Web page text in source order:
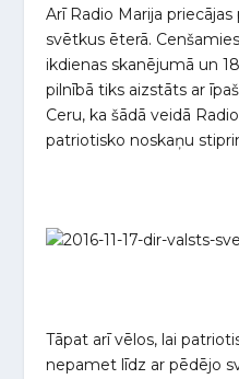
Arī Radio Marija
svētkus ēterā.
ikdienas skanējumā un
pilnībā tiks aizstāts ar
Ceru, ka šādā veidā
patriotisko noskaņu
Tāpat arī vēlos, lai
nepamet līdz ar pēdējo